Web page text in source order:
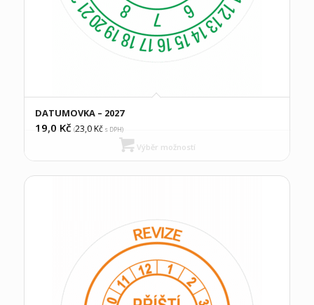
DATUMOVKA – 2027
19,0 Kč (23,0Kčs DPH)
Výběr možností